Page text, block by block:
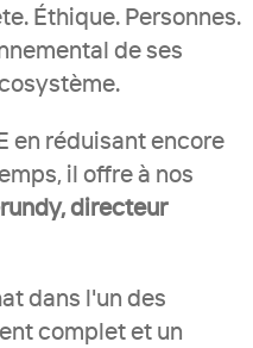
Éthique. Personnes.
de ses
en réduisant encore
il offre à nos
directeur
dans l'un des
complet et un